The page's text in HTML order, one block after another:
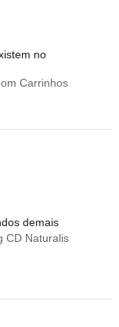
no
Carrinhos
demais
CD Naturalis